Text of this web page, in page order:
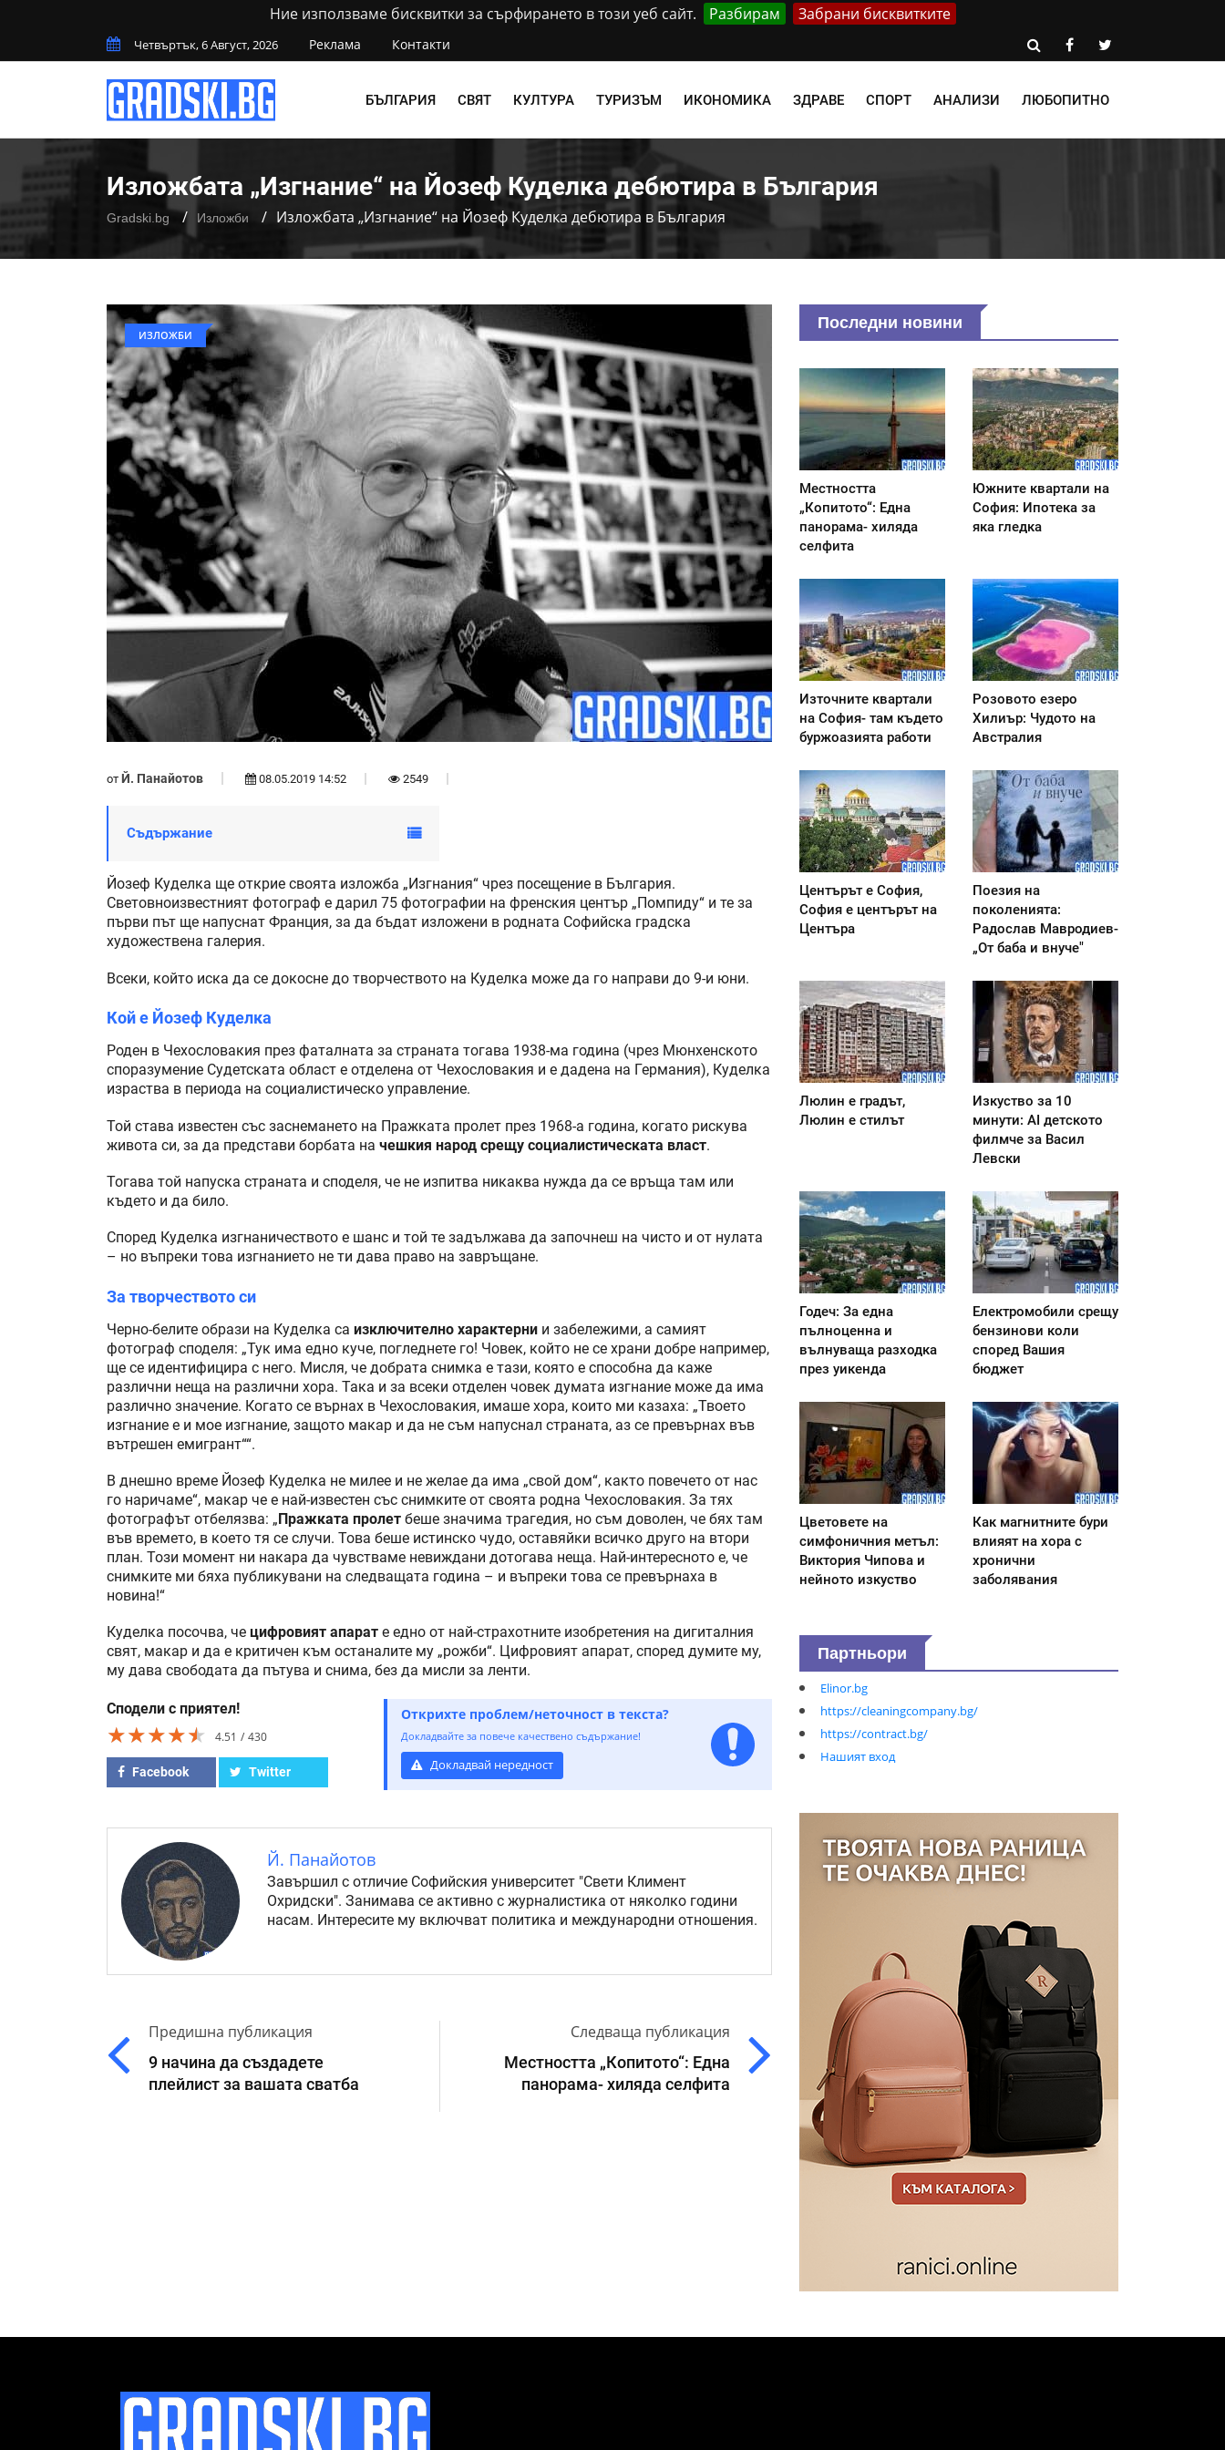
Ние използваме бисквитки за сърфирането в този уеб сайт. Разбирам Забрани бисквитките
Четвъртък, 6 Август, 2026 Реклама Контакти
БЪЛГАРИЯ СВЯТ КУЛТУРА ТУРИЗЪМ ИКОНОМИКА ЗДРАВЕ СПОРТ АНАЛИЗИ ЛЮБОПИТНО
Изложбата „Изгнание“ на Йозеф Куделка дебютира в България
Gradski.bg Изложби Изложбата „Изгнание“ на Йозеф Куделка дебютира в България
ИЗЛОЖБИ
от Й. Панайотов 08.05.2019 14:52 2549
Съдържание
Йозеф Куделка ще открие своята изложба „Изгнания“ чрез посещение в България.
Световноизвестният фотограф е дарил 75 фотографии на френския център „Помпиду“ и те за
първи път ще напуснат Франция, за да бъдат изложени в родната Софийска градска
художествена галерия.
Всеки, който иска да се докосне до творчеството на Куделка може да го направи до 9-и юни.
Кой е Йозеф Куделка
Роден в Чехословакия през фаталната за страната тогава 1938-ма година (чрез Мюнхенското
споразумение Судетската област е отделена от Чехословакия и е дадена на Германия), Куделка
израства в периода на социалистическо управление.
Той става известен със заснемането на Пражката пролет през 1968-а година, когато рискува
живота си, за да представи борбата на чешкия народ срещу социалистическата власт.
Тогава той напуска страната и споделя, че не изпитва никаква нужда да се връща там или
където и да било.
Според Куделка изгнаничеството е шанс и той те задължава да започнеш на чисто и от нулата
– но въпреки това изгнанието не ти дава право на завръщане.
За творчеството си
Черно-белите образи на Куделка са изключително характерни и забележими, а самият
фотограф споделя: „Тук има едно куче, погледнете го! Човек, който не се храни добре например,
ще се идентифицира с него. Мисля, че добрата снимка е тази, която е способна да каже
различни неща на различни хора. Така и за всеки отделен човек думата изгнание може да има
различно значение. Когато се върнах в Чехословакия, имаше хора, които ми казаха: „Твоето
изгнание е и мое изгнание, защото макар и да не съм напуснал страната, аз се превърнах във
вътрешен емигрант““.
В днешно време Йозеф Куделка не милее и не желае да има „свой дом“, както повечето от нас
го наричаме“, макар че е най-известен със снимките от своята родна Чехословакия. За тях
фотографът отбелязва: „ Пражката пролет беше значима трагедия, но съм доволен, че бях там
във времето, в което тя се случи. Това беше истинско чудо, оставяйки всичко друго на втори
план. Този момент ни накара да чувстваме невиждани дотогава неща. Най-интересното е, че
снимките ми бяха публикувани на следващата година – и въпреки това се превърнаха в
новина!“
Куделка посочва, че цифровият апарат е едно от най-страхотните изобретения на дигиталния
свят, макар и да е критичен към останалите му „рожби“. Цифровият апарат, според думите му,
му дава свободата да пътува и снима, без да мисли за ленти.
Сподели с приятел!
★★★★★
★★★★★
★★★★★ 4.51 430
Facebook Twitter
Открихте проблем/неточност в текста?
Докладвайте за повече качествено съдържание!
Докладвай нередност
Й. Панайотов
Завършил с отличие Софийския университет "Свети Климент
Охридски". Занимава се активно с журналистика от няколко години
насам. Интересите му включват политика и международни отношения.
Предишна публикация
9 начина да създадете
плейлист за вашата сватба
Следваща публикация
Местността „Копитото“: Една
панорама- хиляда селфита
Последни новини
Местността
„Копитото“: Една
панорама- хиляда
селфита
Южните квартали на
София: Ипотека за
яка гледка
Източните квартали
на София- там където
буржоазията работи
Розовото езеро
Хилиър: Чудото на
Австралия
Центърът е София,
София е центърът на
Центъра
Поезия на
поколенията:
Радослав Мавродиев-
„От баба и внуче"
Люлин е градът,
Люлин е стилът
Изкуство за 10
минути: AI детското
филмче за Васил
Левски
Годеч: За една
пълноценна и
вълнуваща разходка
през уикенда
Електромобили срещу
бензинови коли
според Вашия
бюджет
Цветовете на
симфоничния метъл:
Виктория Чипова и
нейното изкуство
Как магнитните бури
влияят на хора с
хронични
заболявания
Партньори
Elinor.bg
https://cleaningcompany.bg/
https://contract.bg/
Нашият вход